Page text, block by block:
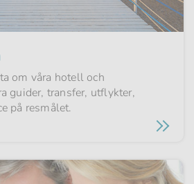
om våra hotell och
guider, transfer, utflykter,
på resmålet.